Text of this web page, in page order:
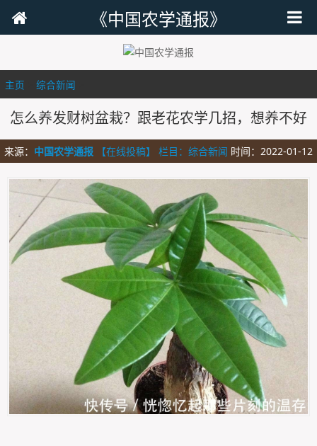
《中国农学通报》
主页 综合新闻
怎么养发财树盆栽？跟老花农学几招，想养不好
来源： 中国农学通报 【在线投稿】 栏目： 综合新闻 时间：2022-01-12